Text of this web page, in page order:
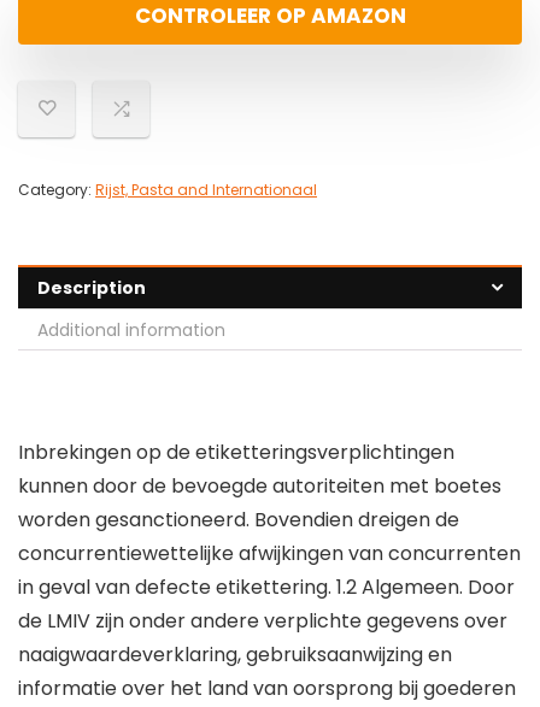
CONTROLEER OP AMAZON
Category: Rijst, Pasta and Internationaal
Description
Additional information
Inbrekingen op de etiketteringsverplichtingen
kunnen door de bevoegde autoriteiten met boetes
worden gesanctioneerd. Bovendien dreigen de
concurrentiewettelijke afwijkingen van concurrenten
in geval van defecte etikettering. 1.2 Algemeen. Door
de LMIV zijn onder andere verplichte gegevens over
naaigwaardeverklaring, gebruiksaanwijzing en
informatie over het land van oorsprong bij goederen